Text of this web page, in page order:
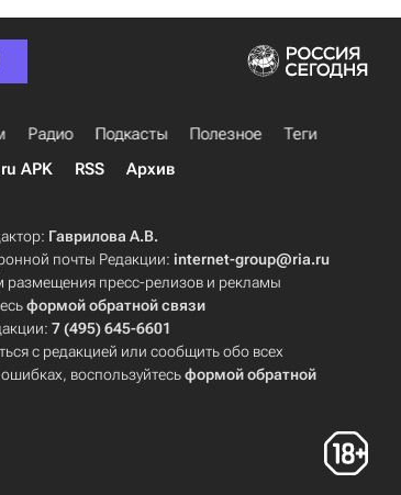
Радио Подкасты Полезное
Теги
APK RSS Архив
Гаврилова А.В.
почты Редакции:internet-group@ria.ru
размещения пресс-релизов и рекламы
формой обратной связи
7 (495) 645-6601
с редакцией или сообщить обо всех
воспользуйтесьформой обратной